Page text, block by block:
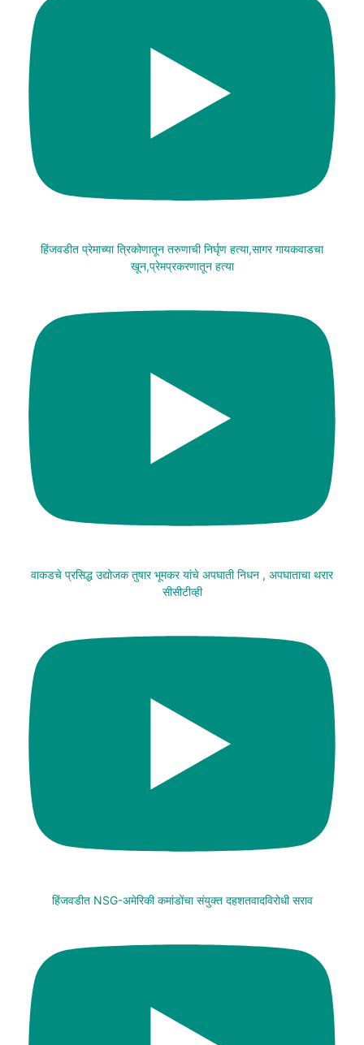
हिंजवडीत प्रेमाच्या त्रिकोणातून तरुणाची निर्घृण हत्या,सागर गायकवाडचा
खून,प्रेमप्रकरणातून हत्या
वाकडचे प्रसिद्ध उद्योजक तुषार भूमकर यांचे अपघाती निधन , अपघाताचा थरार
सीसीटीव्ही
हिंजवडीत NSG-अमेरिकी कमांडोंचा संयुक्त दहशतवादविरोधी सराव